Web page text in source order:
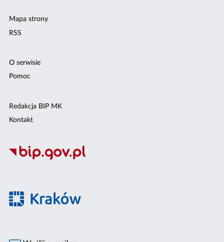
Mapa strony
RSS
O serwisie
Pomoc
Redakcja BIP MK
Kontakt